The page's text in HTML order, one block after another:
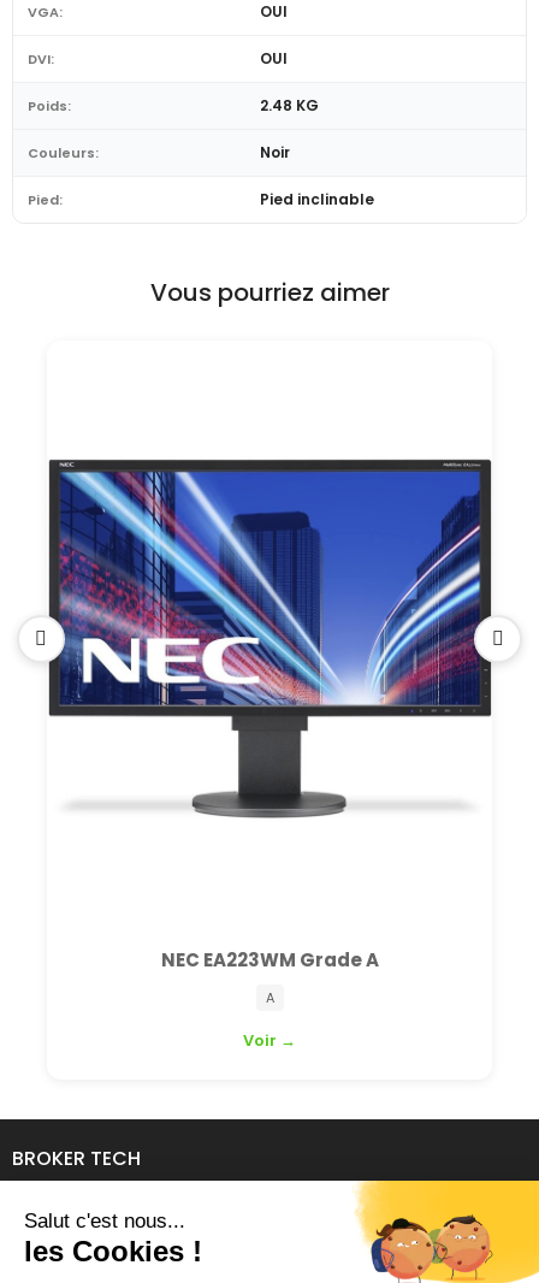
VGA: OUI
DVI: OUI
Poids: 2.48 KG
Couleurs: Noir
Pied: Pied inclinable
Vous pourriez aimer
NEC EA223WM Grade A
A
Voir →
BROKER TECH
134 Avenue de l'Industrie
69140 RILLIEUX-LA-PAPE